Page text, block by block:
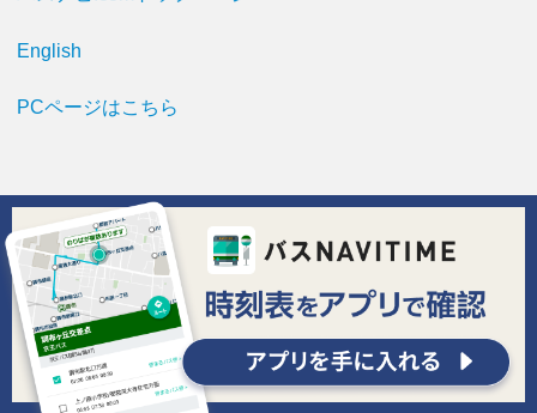
English
PCページはこちら